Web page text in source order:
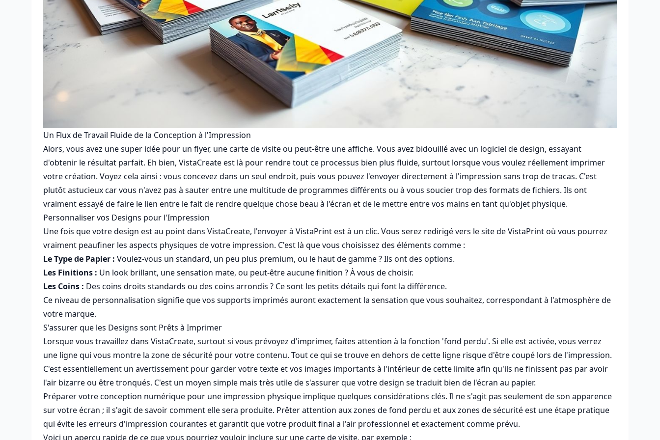
Un Flux de Travail Fluide de la Conception à l'Impression
Alors, vous avez une super idée pour un flyer, une carte de visite ou peut-être une affiche. Vous avez bidouillé avec un logiciel de design, essayant
d'obtenir le résultat parfait. Eh bien, VistaCreate est là pour rendre tout ce processus bien plus fluide, surtout lorsque vous voulez réellement imprimer
votre création. Voyez cela ainsi : vous concevez dans un seul endroit, puis vous pouvez l'envoyer directement à l'impression sans trop de tracas. C'est
plutôt astucieux car vous n'avez pas à sauter entre une multitude de programmes différents ou à vous soucier trop des formats de fichiers. Ils ont
vraiment essayé de faire le lien entre le fait de rendre quelque chose beau à l'écran et de le mettre entre vos mains en tant qu'objet physique.
Personnaliser vos Designs pour l'Impression
Une fois que votre design est au point dans VistaCreate, l'envoyer à VistaPrint est à un clic. Vous serez redirigé vers le site de VistaPrint où vous pourrez
vraiment peaufiner les aspects physiques de votre impression. C'est là que vous choisissez des éléments comme :
Le Type de Papier : Voulez-vous un standard, un peu plus premium, ou le haut de gamme ? Ils ont des options.
Les Finitions : Un look brillant, une sensation mate, ou peut-être aucune finition ? À vous de choisir.
Les Coins : Des coins droits standards ou des coins arrondis ? Ce sont les petits détails qui font la différence.
Ce niveau de personnalisation signifie que vos supports imprimés auront exactement la sensation que vous souhaitez, correspondant à l'atmosphère de
votre marque.
S'assurer que les Designs sont Prêts à Imprimer
Lorsque vous travaillez dans VistaCreate, surtout si vous prévoyez d'imprimer, faites attention à la fonction 'fond perdu'. Si elle est activée, vous verrez
une ligne qui vous montre la zone de sécurité pour votre contenu. Tout ce qui se trouve en dehors de cette ligne risque d'être coupé lors de l'impression.
C'est essentiellement un avertissement pour garder votre texte et vos images importants à l'intérieur de cette limite afin qu'ils ne finissent pas par avoir
l'air bizarre ou être tronqués. C'est un moyen simple mais très utile de s'assurer que votre design se traduit bien de l'écran au papier.
Préparer votre conception numérique pour une impression physique implique quelques considérations clés. Il ne s'agit pas seulement de son apparence
sur votre écran ; il s'agit de savoir comment elle sera produite. Prêter attention aux zones de fond perdu et aux zones de sécurité est une étape pratique
qui évite les erreurs d'impression courantes et garantit que votre produit final a l'air professionnel et exactement comme prévu.
Voici un aperçu rapide de ce que vous pourriez vouloir inclure sur une carte de visite, par exemple :